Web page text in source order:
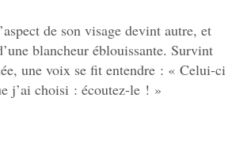
de son visage devint autre, et
blancheur éblouissante. Survint
une voix se fit entendre : « Celui-ci
j’ai choisi : écoutez-le ! »